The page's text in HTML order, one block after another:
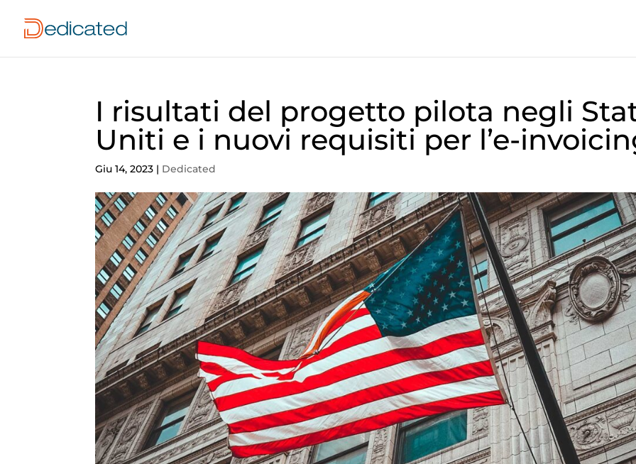
I risultati del progetto pilota negli
Uniti e i nuovi requisiti per l’e-
Giu 14, 2023 | Dedicated